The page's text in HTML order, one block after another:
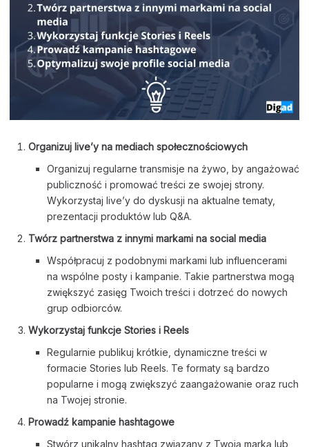
Organizuj live’y na mediach społecznościowych
Organizuj regularne transmisje na żywo, by angażować
publiczność i promować treści ze swojej strony.
Wykorzystaj live’y do dyskusji na aktualne tematy,
prezentacji produktów lub Q&A.
Twórz partnerstwa z innymi markami na social media
Współpracuj z podobnymi markami lub influencerami
na wspólne posty i kampanie. Takie partnerstwa mogą
zwiększyć zasięg Twoich treści i dotrzeć do nowych
grup odbiorców.
Wykorzystaj funkcje Stories i Reels
Regularnie publikuj krótkie, dynamiczne treści w
formacie Stories lub Reels. Te formaty są bardzo
popularne i mogą zwiększyć zaangażowanie oraz ruch
na Twojej stronie.
Prowadź kampanie hashtagowe
Stwórz unikalny hashtag związany z Twoją marką lub